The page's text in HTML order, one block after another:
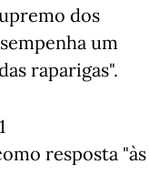
dos
um
raparigas".
resposta "às